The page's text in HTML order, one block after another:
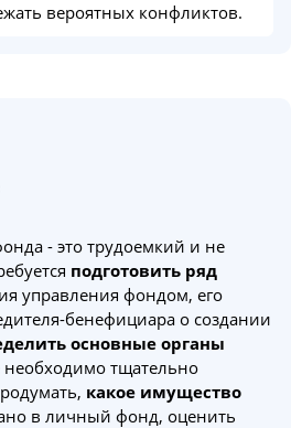
вероятных конфликтов.
- это трудоемкий и не
подготовить ряд
управления фондом, его
бенефициара о создании
основные органы
необходимо тщательно
какое имущество
в личный фонд, оценить